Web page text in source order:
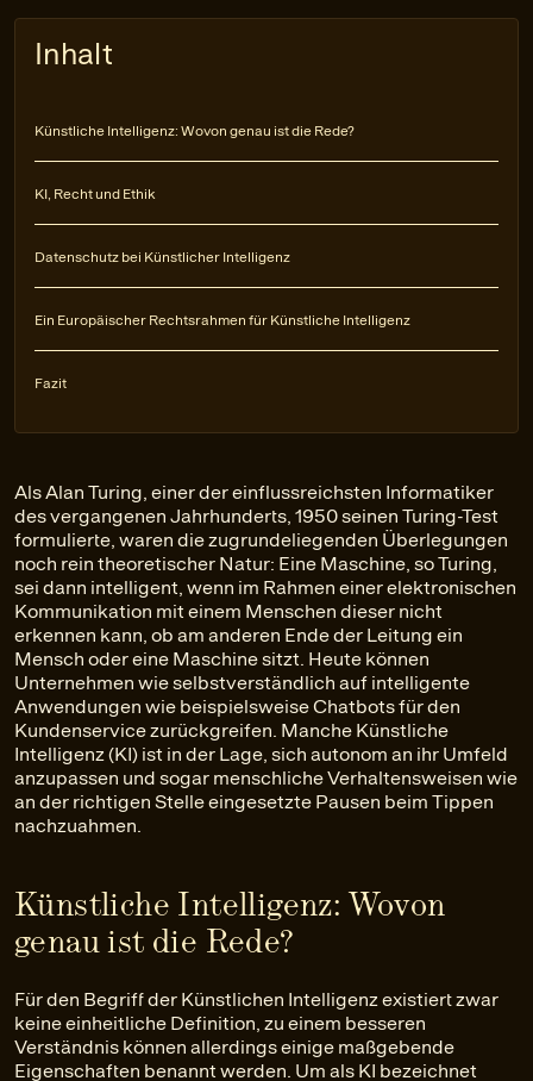
Inhalt
Künstliche Intelligenz: Wovon genau ist die Rede?
KI, Recht und Ethik
Datenschutz bei Künstlicher Intelligenz
Ein Europäischer Rechtsrahmen für Künstliche Intelligenz
Fazit
Als Alan Turing, einer der einflussreichsten Informatiker
des vergangenen Jahrhunderts, 1950 seinen Turing-Test
formulierte, waren die zugrundeliegenden Überlegungen
noch rein theoretischer Natur: Eine Maschine, so Turing,
sei dann intelligent, wenn im Rahmen einer elektronischen
Kommunikation mit einem Menschen dieser nicht
erkennen kann, ob am anderen Ende der Leitung ein
Mensch oder eine Maschine sitzt. Heute können
Unternehmen wie selbstverständlich auf intelligente
Anwendungen wie beispielsweise Chatbots für den
Kundenservice zurückgreifen. Manche Künstliche
Intelligenz (KI) ist in der Lage, sich autonom an ihr Umfeld
anzupassen und sogar menschliche Verhaltensweisen wie
an der richtigen Stelle eingesetzte Pausen beim Tippen
nachzuahmen.
Künstliche Intelligenz: Wovon
genau ist die Rede?
Für den Begriff der Künstlichen Intelligenz existiert zwar
keine einheitliche Definition, zu einem besseren
Verständnis können allerdings einige maßgebende
Eigenschaften benannt werden. Um als KI bezeichnet